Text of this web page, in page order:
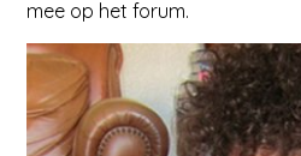
mee op het forum.